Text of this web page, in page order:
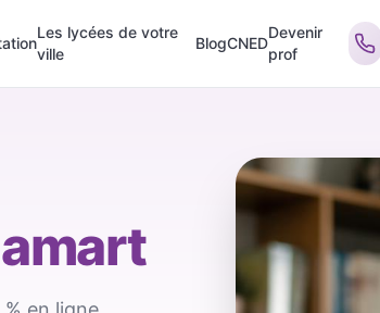
Les lycées de votre
ville
BlogCNED
Devenir
prof